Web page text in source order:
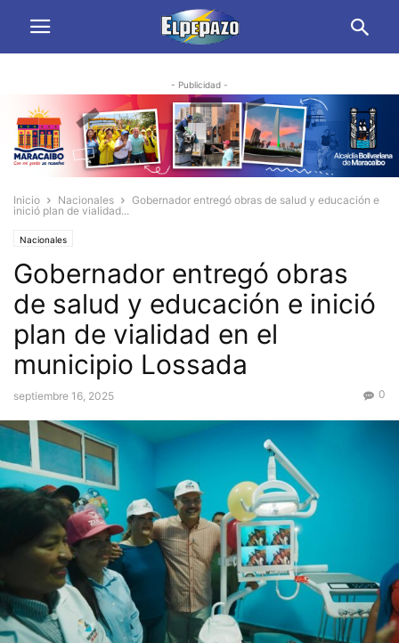
- Publicidad -
Inicio Nacionales
Gobernador entregó obras de salud y educación e
inició plan de vialidad...
Nacionales
Gobernador entregó obras
de salud y educación e inició
plan de vialidad en el
municipio Lossada
septiembre 16, 2025 0